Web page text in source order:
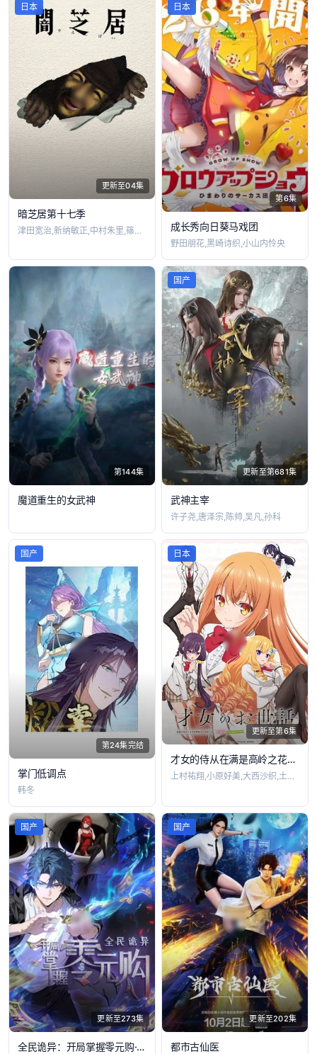
更新至04集
日本
暗芝居第十七季
津田宽治,新纳敏正,中村朱里,篠田谅,土
第6集
日本
成长秀向日葵马戏团
野田朋花,黑崎诗织,小山内怜央
第144集
魔道重生的女武神
更新至第681集
国产
武神主宰
许子尧,唐泽宗,陈帅,吴凡,孙科
第24集完结
国产
掌门低调点
韩冬
更新至第6集
日本
才女的侍从在满是高岭之花的贵族学校暗中照顾(毫无生活自理能力的)学院第一大小姐
上村祐翔,小原好美,大西沙织,土屋李央,
更新至273集
国产
全民诡异：开局掌握零元购·动态漫画
更新至202集
国产
都市古仙医